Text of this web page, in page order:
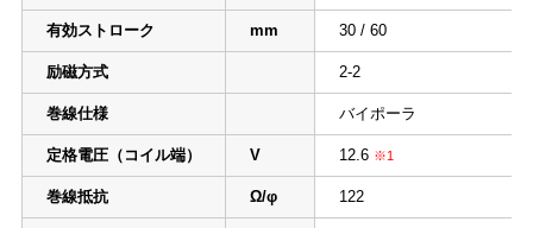
有効ストローク mm 30 / 60
励磁方式 2-2
巻線仕様 バイポーラ
定格電圧（コイル端） V 12.6 ※1
巻線抵抗 Ω/φ 122